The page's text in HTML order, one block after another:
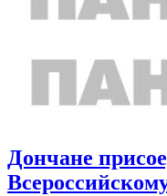
Дончане